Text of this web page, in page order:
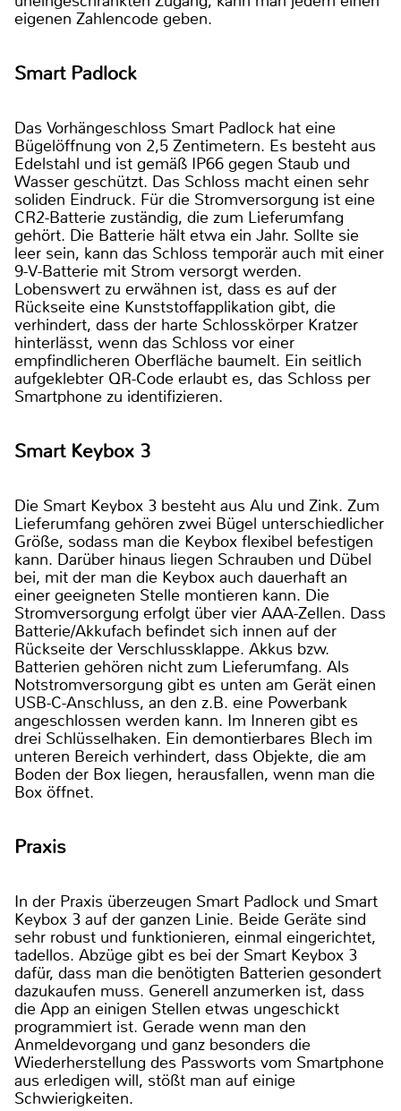
eigenen Zahlencode geben.
Smart Padlock
Das Vorhängeschloss Smart Padlock hat eine
Bügelöffnung von 2,5 Zentimetern. Es besteht aus
Edelstahl und ist gemäß IP66 gegen Staub und
Wasser geschützt. Das Schloss macht einen sehr
soliden Eindruck. Für die Stromversorgung ist eine
CR2-Batterie zuständig, die zum Lieferumfang
gehört. Die Batterie hält etwa ein Jahr. Sollte sie
leer sein, kann das Schloss temporär auch mit einer
9-V-Batterie mit Strom versorgt werden.
Lobenswert zu erwähnen ist, dass es auf der
Rückseite eine Kunststoffapplikation gibt, die
verhindert, dass der harte Schlosskörper Kratzer
hinterlässt, wenn das Schloss vor einer
empfindlicheren Oberfläche baumelt. Ein seitlich
aufgeklebter QR-Code erlaubt es, das Schloss per
Smartphone zu identifizieren.
Smart Keybox 3
Die Smart Keybox 3 besteht aus Alu und Zink. Zum
Lieferumfang gehören zwei Bügel unterschiedlicher
Größe, sodass man die Keybox flexibel befestigen
kann. Darüber hinaus liegen Schrauben und Dübel
bei, mit der man die Keybox auch dauerhaft an
einer geeigneten Stelle montieren kann. Die
Stromversorgung erfolgt über vier AAA-Zellen. Dass
Batterie/Akkufach befindet sich innen auf der
Rückseite der Verschlussklappe. Akkus bzw.
Batterien gehören nicht zum Lieferumfang. Als
Notstromversorgung gibt es unten am Gerät einen
USB-C-Anschluss, an den z.B. eine Powerbank
angeschlossen werden kann. Im Inneren gibt es
drei Schlüsselhaken. Ein demontierbares Blech im
unteren Bereich verhindert, dass Objekte, die am
Boden der Box liegen, herausfallen, wenn man die
Box öffnet.
Praxis
In der Praxis überzeugen Smart Padlock und Smart
Keybox 3 auf der ganzen Linie. Beide Geräte sind
sehr robust und funktionieren, einmal eingerichtet,
tadellos. Abzüge gibt es bei der Smart Keybox 3
dafür, dass man die benötigten Batterien gesondert
dazukaufen muss. Generell anzumerken ist, dass
die App an einigen Stellen etwas ungeschickt
programmiert ist. Gerade wenn man den
Anmeldevorgang und ganz besonders die
Wiederherstellung des Passworts vom Smartphone
aus erledigen will, stößt man auf einige
Schwierigkeiten.